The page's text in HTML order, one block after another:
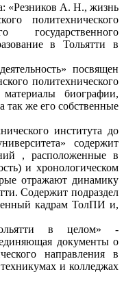
«Резников А. Н., жизнь
политехнического
государственного
в Тольятти в
посвящен
политехнического
биографии,
же его собственные
института до
содержит
, расположенные в
и хронологическом
отражают динамику
Содержит подраздел
кадрам ТолПИ и,
в целом» -
документы о
направления в
и колледжах